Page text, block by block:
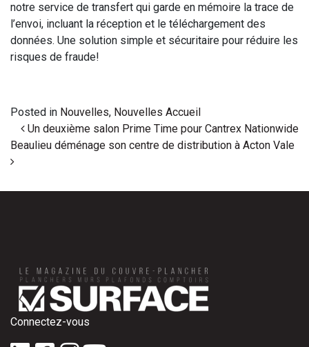
notre service de transfert qui garde en mémoire la trace de
l’envoi, incluant la réception et le téléchargement des
données. Une solution simple et sécuritaire pour réduire les
risques de fraude!
Posted in Nouvelles, Nouvelles Accueil
Post navigation
Un deuxième salon Prime Time pour Cantrex Nationwide
Beaulieu déménage son centre de distribution à Acton Vale
Connectez-vous